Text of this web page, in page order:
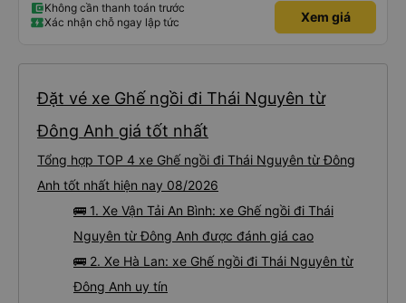
Không cần thanh toán trước
Xác nhận chỗ ngay lập tức
Xem giá
Đặt vé xe Ghế ngồi đi Thái Nguyên từ
Đông Anh giá tốt nhất
Tổng hợp TOP 4 xe Ghế ngồi đi Thái Nguyên từ Đông
Anh tốt nhất hiện nay 08/2026
🚌 1. Xe Vận Tải An Bình: xe Ghế ngồi đi Thái
Nguyên từ Đông Anh được đánh giá cao
🚌 2. Xe Hà Lan: xe Ghế ngồi đi Thái Nguyên từ
Đông Anh uy tín